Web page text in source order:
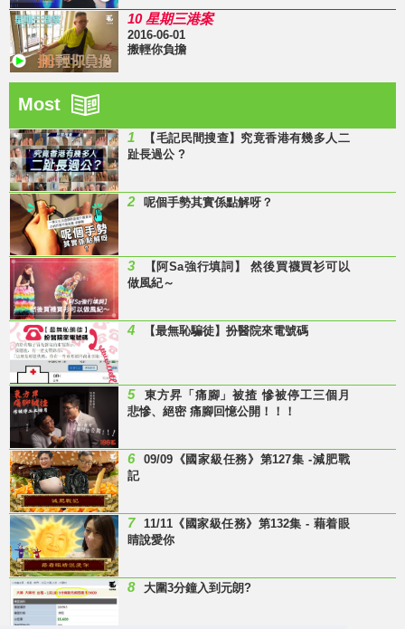
10 星期三港案
2016-06-01
搬輕你負擔
Most
1
【毛記民間搜查】究竟香港有幾多人二
趾長過公 ?
2 呢個手勢其實係點解呀？
3
【阿Sa強行填詞】 然後買襪買衫可以
做風紀～
4 【最無恥騙徒】扮醫院來電號碼
5
東方昇「痛腳」被揸 慘被停工三個月
悲慘、絕密 痛腳回憶公開！！！
6
09/09《國家級任務》第127集 -減肥戰
記
7
11/11《國家級任務》第132集 - 藉着眼
睛說愛你
8 大圍3分鐘入到元朗?